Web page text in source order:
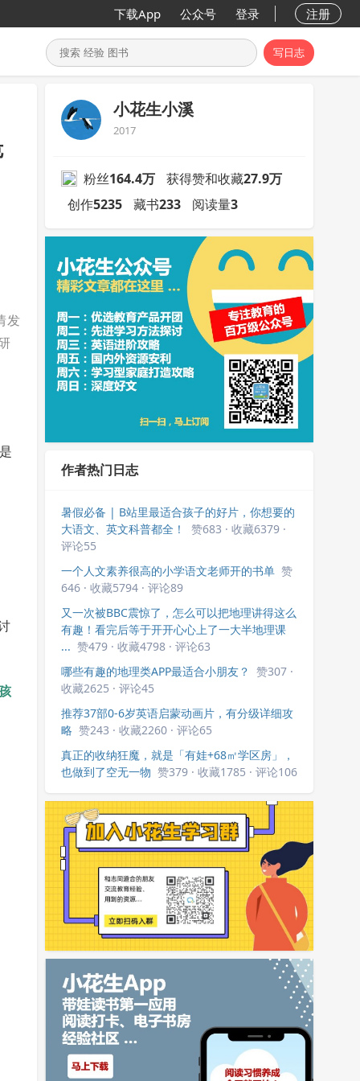
下载App 公众号 登录 注册
写日志
发
小花生小溪
2017
粉丝164.4万 获得赞和收藏27.9万
创作5235 藏书233 阅读量3
作者热门日志
暑假必备 | B站里最适合孩子的好片，你想要的
大语文、英文科普都全！
赞683 · 收藏6379 ·
评论55
一个人文素养很高的小学语文老师开的书单 赞
646 · 收藏5794 · 评论89
又一次被BBC震惊了，怎么可以把地理讲得这么
有趣！看完后等于开开心心上了一大半地理课
... 赞479 · 收藏4798 · 评论63
哪些有趣的地理类APP最适合小朋友？ 赞307 ·
收藏2625 · 评论45
推荐37部0-6岁英语启蒙动画片，有分级详细攻
略 赞243 · 收藏2260 · 评论65
真正的收纳狂魔，就是「有娃+68㎡学区房」，
也做到了空无一物 赞379 · 收藏1785 · 评论106